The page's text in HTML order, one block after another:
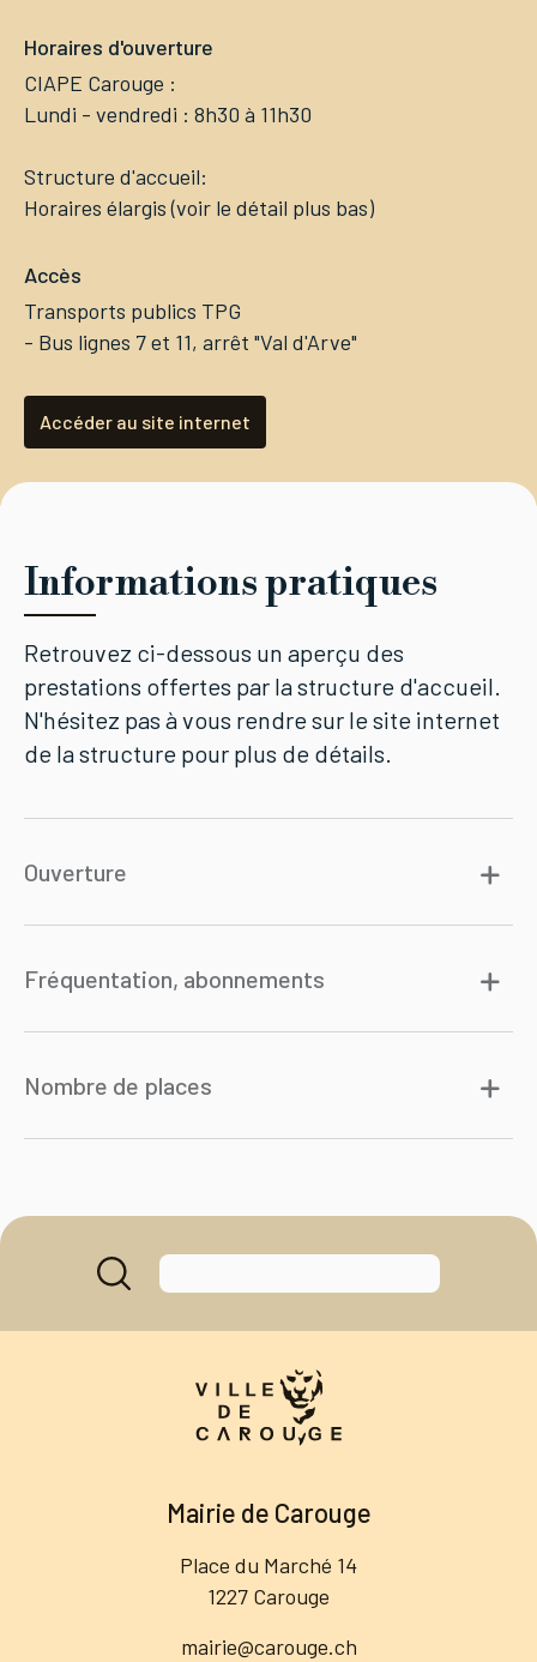
Horaires d'ouverture
CIAPE Carouge :
Lundi - vendredi : 8h30 à 11h30
Structure d'accueil:
Horaires élargis (voir le détail plus bas)
Accès
Transports publics TPG
- Bus lignes 7 et 11, arrêt "Val d'Arve"
Accéder au site internet
Informations pratiques
Retrouvez ci-dessous un aperçu des
prestations offertes par la structure d'accueil.
N'hésitez pas à vous rendre sur le site internet
de la structure pour plus de détails.
Ouverture
Fréquentation, abonnements
Nombre de places
Mairie de Carouge
Place du Marché 14
1227 Carouge
mairie@carouge.ch